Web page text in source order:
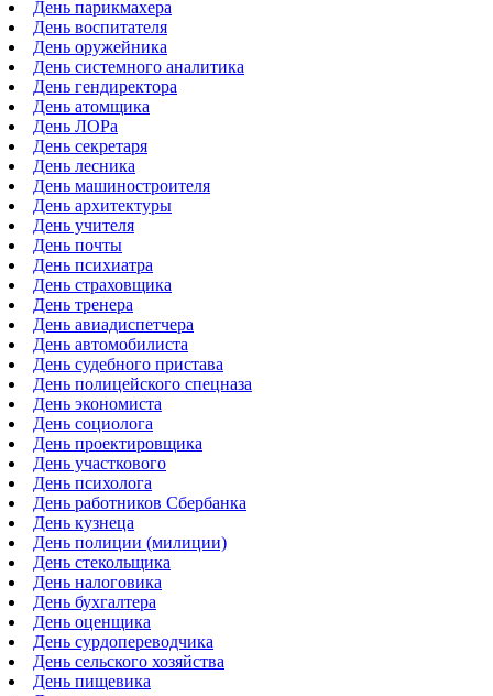
День парикмахера
День воспитателя
День оружейника
День системного аналитика
День гендиректора
День атомщика
День ЛОРа
День секретаря
День лесника
День машиностроителя
День архитектуры
День учителя
День почты
День психиатра
День страховщика
День тренера
День авиадиспетчера
День автомобилиста
День судебного пристава
День полицейского спецназа
День экономиста
День социолога
День проектировщика
День участкового
День психолога
День работников Сбербанка
День кузнеца
День полиции (милиции)
День стекольщика
День налоговика
День бухгалтера
День оценщика
День сурдопереводчика
День сельского хозяйства
День пищевика